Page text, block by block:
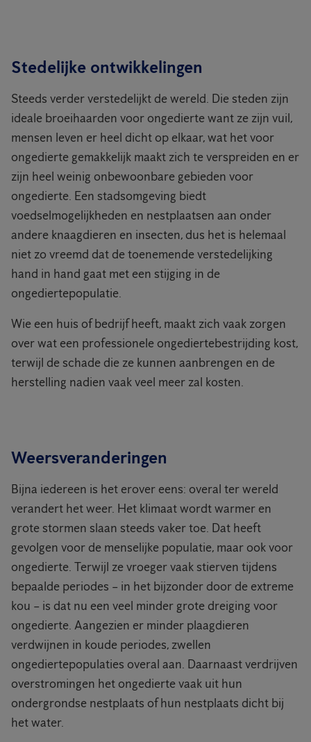
Stedelijke ontwikkelingen
Steeds verder verstedelijkt de wereld. Die steden zijn
ideale broeihaarden voor ongedierte want ze zijn vuil,
mensen leven er heel dicht op elkaar, wat het voor
ongedierte gemakkelijk maakt zich te verspreiden en er
zijn heel weinig onbewoonbare gebieden voor
ongedierte. Een stadsomgeving biedt
voedselmogelijkheden en nestplaatsen aan onder
andere knaagdieren en insecten, dus het is helemaal
niet zo vreemd dat de toenemende verstedelijking
hand in hand gaat met een stijging in de
ongediertepopulatie.
Wie een huis of bedrijf heeft, maakt zich vaak zorgen
over wat een professionele ongediertebestrijding kost,
terwijl de schade die ze kunnen aanbrengen en de
herstelling nadien vaak veel meer zal kosten.
Weersveranderingen
Bijna iedereen is het erover eens: overal ter wereld
verandert het weer. Het klimaat wordt warmer en
grote stormen slaan steeds vaker toe. Dat heeft
gevolgen voor de menselijke populatie, maar ook voor
ongedierte. Terwijl ze vroeger vaak stierven tijdens
bepaalde periodes – in het bijzonder door de extreme
kou – is dat nu een veel minder grote dreiging voor
ongedierte. Aangezien er minder plaagdieren
verdwijnen in koude periodes, zwellen
ongediertepopulaties overal aan. Daarnaast verdrijven
overstromingen het ongedierte vaak uit hun
ondergrondse nestplaats of hun nestplaats dicht bij
het water.